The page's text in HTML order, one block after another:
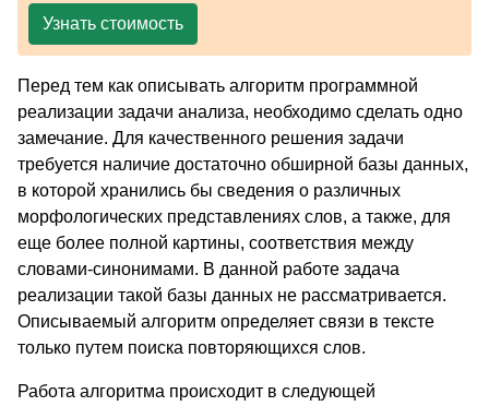
Узнать стоимость
Перед тем как описывать алгоритм программной
реализации задачи анализа, необходимо сделать одно
замечание. Для качественного решения задачи
требуется наличие достаточно обширной базы данных,
в которой хранились бы сведения о различных
морфологических представлениях слов, а также, для
еще более полной картины, соответствия между
словами-синонимами. В данной работе задача
реализации такой базы данных не рассматривается.
Описываемый алгоритм определяет связи в тексте
только путем поиска повторяющихся слов.
Работа алгоритма происходит в следующей